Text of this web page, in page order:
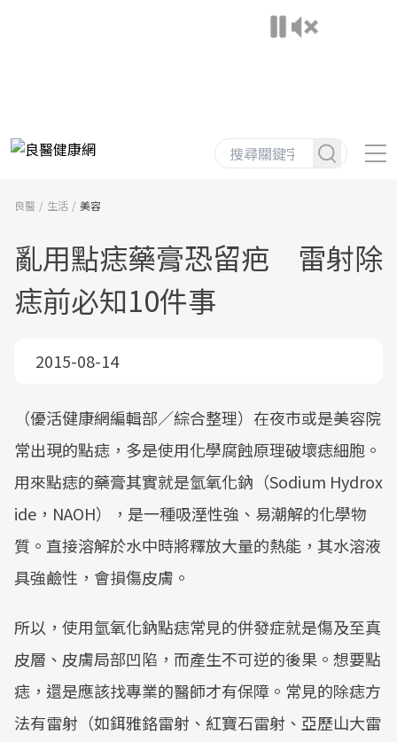
良醫 生活 美容
亂用點痣藥膏恐留疤 雷射除
痣前必知10件事
2015-08-14
（優活健康網編輯部／綜合整理）在夜市或是美容院
常出現的點痣，多是使用化學腐蝕原理破壞痣細胞。
用來點痣的藥膏其實就是氫氧化鈉（Sodium Hydrox
ide，NAOH），是一種吸溼性強、易潮解的化學物
質。直接溶解於水中時將釋放大量的熱能，其水溶液
具強鹼性，會損傷皮膚。
所以，使用氫氧化鈉點痣常見的併發症就是傷及至真
皮層、皮膚局部凹陷，而產生不可逆的後果。想要點
痣，還是應該找專業的醫師才有保障。常見的除痣方
法有雷射（如鉺雅鉻雷射、紅寶石雷射、亞歷山大雷